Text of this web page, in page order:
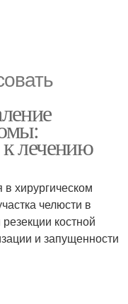
лечению
хирургическом
челюсти в
костной
и запущенности